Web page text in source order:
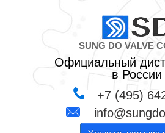
SUNG DO VALVE
Официальный
в России
+7 (495)